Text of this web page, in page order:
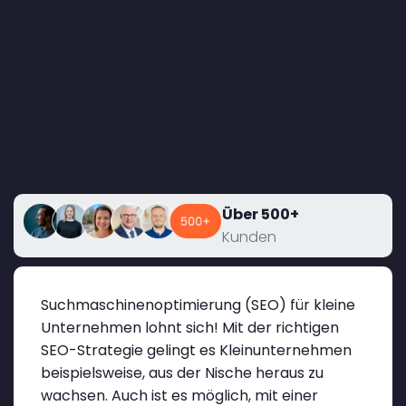
Über 500+
Kunden
Suchmaschinenoptimierung (SEO) für kleine
Unternehmen lohnt sich! Mit der richtigen
SEO-Strategie gelingt es Kleinunternehmen
beispielsweise, aus der Nische heraus zu
wachsen. Auch ist es möglich, mit einer